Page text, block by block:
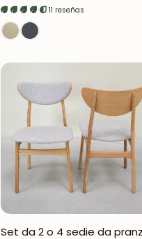
11 reseñas
Set da 2 o 4 sedie da